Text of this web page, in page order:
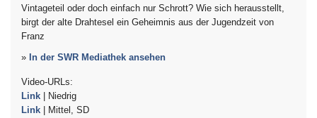
Vintageteil oder doch einfach nur Schrott? Wie sich herausstellt,
birgt der alte Drahtesel ein Geheimnis aus der Jugendzeit von
Franz
» In der SWR Mediathek ansehen
Video-URLs:
Link | Niedrig
Link | Mittel, SD